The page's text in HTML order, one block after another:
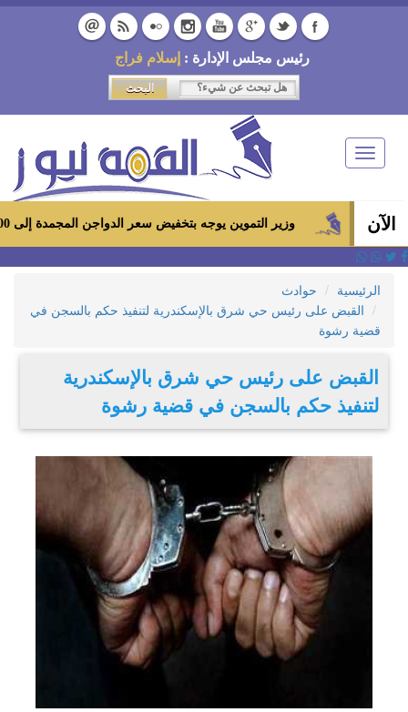
رئيس مجلس الإدارة : إسلام فراج
Toggle
navigation
الآن وزير التموين يوجه بتخفيض سعر الدواجن المجمدة إلى 100 جنيه للكيلو بالمجمعات الاستهلاكية ومعارض «أهلاً رمضان»
الرئيسية
حوادث
القبض على رئيس حي شرق بالإسكندرية لتنفيذ حكم بالسجن في
قضية رشوة
القبض على رئيس حي شرق بالإسكندرية
لتنفيذ حكم بالسجن في قضية رشوة